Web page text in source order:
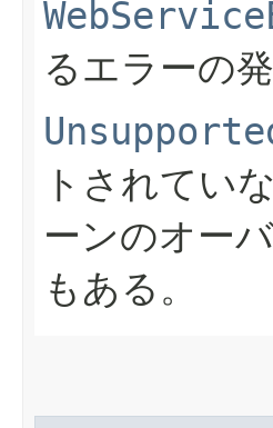
るエラーの
トされてい
ーンのオー
もある。